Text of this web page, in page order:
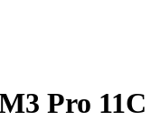
Pro